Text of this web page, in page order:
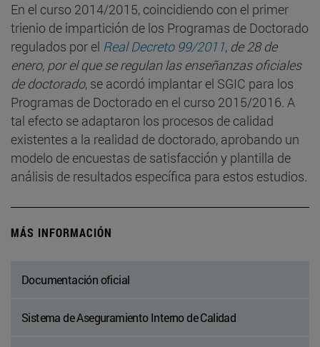
En el curso 2014/2015, coincidiendo con el primer
trienio de impartición de los Programas de Doctorado
regulados por el Real Decreto 99/2011, de 28 de
enero, por el que se regulan las enseñanzas oficiales
de doctorado, se acordó implantar el SGIC para los
Programas de Doctorado en el curso 2015/2016. A
tal efecto se adaptaron los procesos de calidad
existentes a la realidad de doctorado, aprobando un
modelo de encuestas de satisfacción y plantilla de
análisis de resultados específica para estos estudios.
MÁS INFORMACIÓN
Documentación oficial
Sistema de Aseguramiento Interno de Calidad